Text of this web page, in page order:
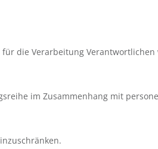
die Verarbeitung
im Zusammenhang mit